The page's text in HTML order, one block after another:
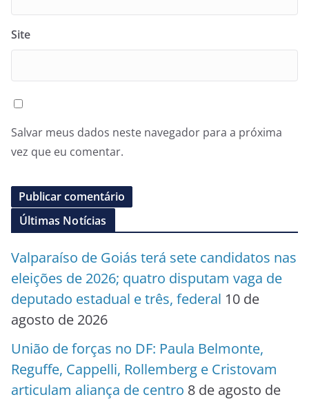
Site
Salvar meus dados neste navegador para a próxima
vez que eu comentar.
Últimas Notícias
Valparaíso de Goiás terá sete candidatos nas
eleições de 2026; quatro disputam vaga de
deputado estadual e três, federal 10 de
agosto de 2026
União de forças no DF: Paula Belmonte,
Reguffe, Cappelli, Rollemberg e Cristovam
articulam aliança de centro 8 de agosto de